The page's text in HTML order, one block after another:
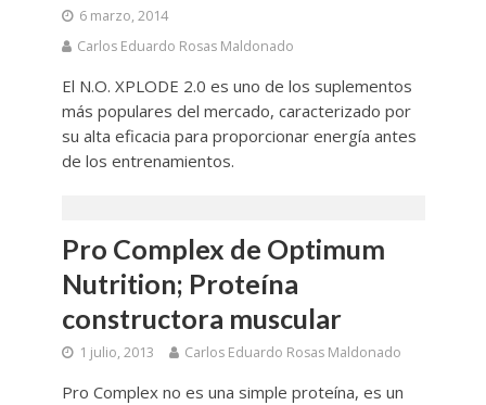
6 marzo, 2014
Carlos Eduardo Rosas Maldonado
El N.O. XPLODE 2.0 es uno de los suplementos
más populares del mercado, caracterizado por
su alta eficacia para proporcionar energía antes
de los entrenamientos.
Pro Complex de Optimum
Nutrition; Proteína
constructora muscular
1 julio, 2013 Carlos Eduardo Rosas Maldonado
Pro Complex no es una simple proteína, es un